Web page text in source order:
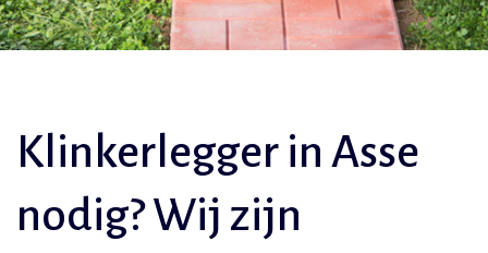
Klinkerlegger in Asse
nodig? Wij zijn